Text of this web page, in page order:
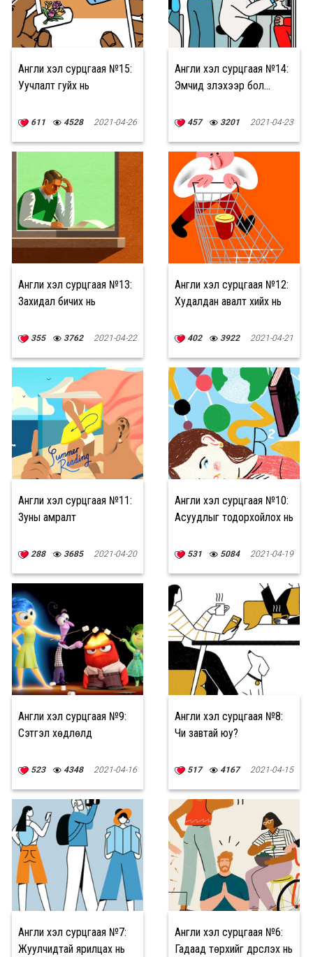
Англи хэл сурцгаая №15:
Уучлалт гуйх нь
611 4528 2021-04-26
Англи хэл сурцгаая №14:
Эмчид үзүүлэхээр бол...
457 3201 2021-04-23
Англи хэл сурцгаая №13:
Захидал бичих нь
355 3762 2021-04-22
Англи хэл сурцгаая №12:
Худалдан авалт хийх нь
402 3922 2021-04-21
Англи хэл сурцгаая №11:
Зуны амралт
288 3685 2021-04-20
Англи хэл сурцгаая №10:
Асуудлыг тодорхойлох нь
531 5084 2021-04-19
Англи хэл сурцгаая №9:
Сэтгэл хөдлөлүүд
523 4348 2021-04-16
Англи хэл сурцгаая №8:
Чи завтай юу?
517 4167 2021-04-15
Англи хэл сурцгаая №7:
Жуулчидтай ярилцах нь
Англи хэл сурцгаая №6:
Гадаад төрхийг дүрслэх нь